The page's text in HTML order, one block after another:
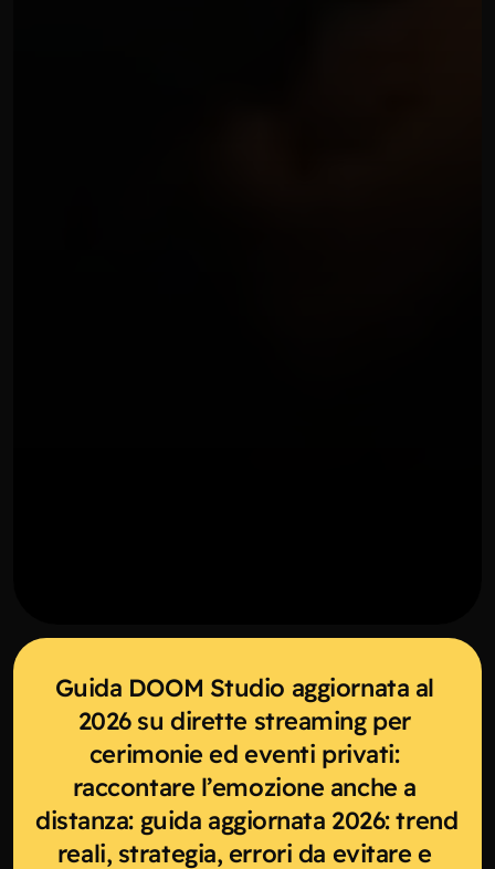
Guida DOOM Studio aggiornata al
2026 su dirette streaming per
cerimonie ed eventi privati:
raccontare l’emozione anche a
distanza: guida aggiornata 2026: trend
reali, strategia, errori da evitare e